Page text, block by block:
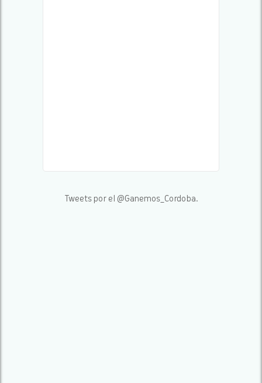
Tweets por el @Ganemos_Cordoba.